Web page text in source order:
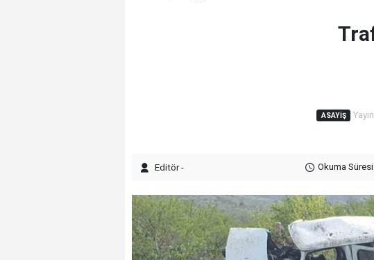
ASAYIŞ
Editör - Okuma